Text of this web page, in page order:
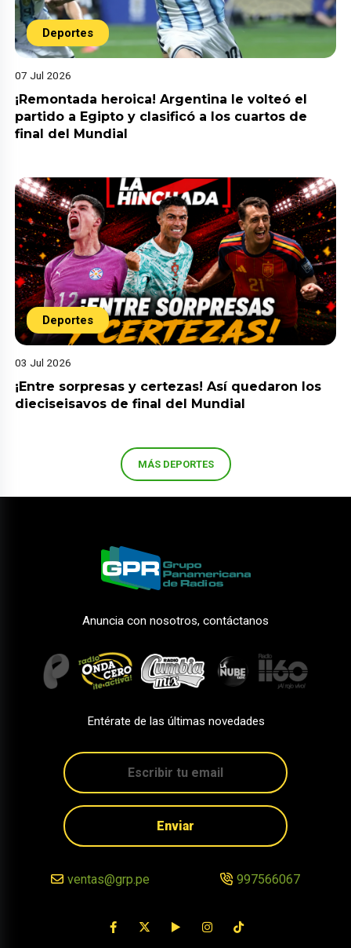
Deportes
07 Jul 2026
¡Remontada heroica! Argentina le volteó el
partido a Egipto y clasificó a los cuartos de
final del Mundial
Deportes
03 Jul 2026
¡Entre sorpresas y certezas! Así quedaron los
dieciseisavos de final del Mundial
MÁS DEPORTES
Anuncia con nosotros, contáctanos
Entérate de las últimas novedades
Enviar
ventas@grp.pe 997566067